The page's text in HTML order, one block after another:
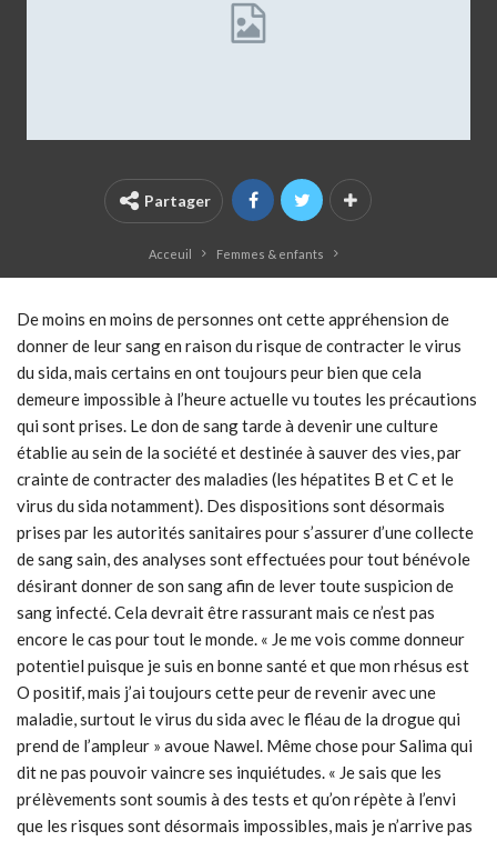
Partager
Acceuil Femmes & enfants
De moins en moins de personnes ont cette appréhension de
donner de leur sang en raison du risque de contracter le virus
du sida, mais certains en ont toujours peur bien que cela
demeure impossible à l’heure actuelle vu toutes les précautions
qui sont prises. Le don de sang tarde à devenir une culture
établie au sein de la société et destinée à sauver des vies, par
crainte de contracter des maladies (les hépatites B et C et le
virus du sida notamment). Des dispositions sont désormais
prises par les autorités sanitaires pour s’assurer d’une collecte
de sang sain, des analyses sont effectuées pour tout bénévole
désirant donner de son sang afin de lever toute suspicion de
sang infecté. Cela devrait être rassurant mais ce n’est pas
encore le cas pour tout le monde. « Je me vois comme donneur
potentiel puisque je suis en bonne santé et que mon rhésus est
O positif, mais j’ai toujours cette peur de revenir avec une
maladie, surtout le virus du sida avec le fléau de la drogue qui
prend de l’ampleur » avoue Nawel. Même chose pour Salima qui
dit ne pas pouvoir vaincre ses inquiétudes. « Je sais que les
prélèvements sont soumis à des tests et qu’on répète à l’envi
que les risques sont désormais impossibles, mais je n’arrive pas